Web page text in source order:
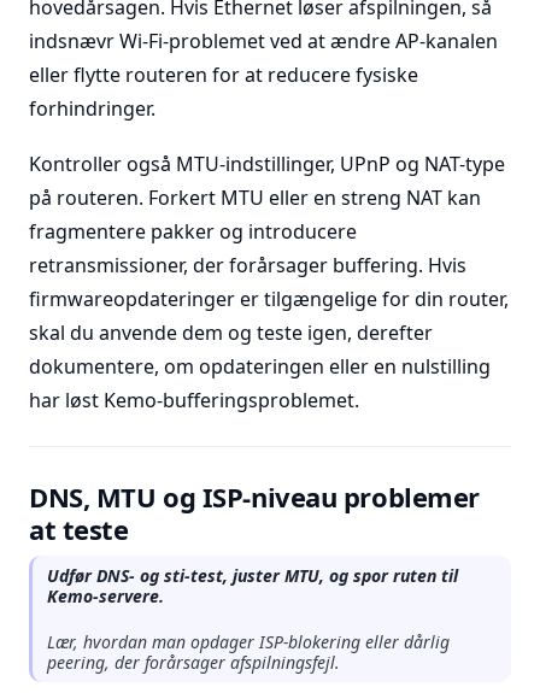
hovedårsagen. Hvis Ethernet løser afspilningen, så
indsnævr Wi-Fi-problemet ved at ændre AP-kanalen
eller flytte routeren for at reducere fysiske
forhindringer.
Kontroller også MTU-indstillinger, UPnP og NAT-type
på routeren. Forkert MTU eller en streng NAT kan
fragmentere pakker og introducere
retransmissioner, der forårsager buffering. Hvis
firmwareopdateringer er tilgængelige for din router,
skal du anvende dem og teste igen, derefter
dokumentere, om opdateringen eller en nulstilling
har løst Kemo-bufferingsproblemet.
DNS, MTU og ISP-niveau problemer
at teste
Udfør DNS- og sti-test, juster MTU, og spor ruten til
Kemo-servere.
Lær, hvordan man opdager ISP-blokering eller dårlig
peering, der forårsager afspilningsfejl.